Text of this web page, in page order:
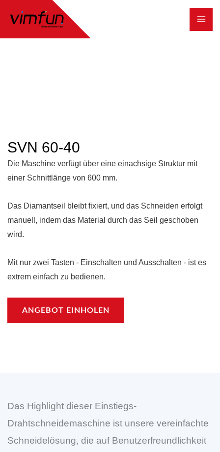
Inhalt
SVN 60-40
Die Maschine verfügt über eine einachsige Struktur mit
einer Schnittlänge von 600 mm.
Das Diamantseil bleibt fixiert, und das Schneiden erfolgt
manuell, indem das Material durch das Seil geschoben
wird.
Mit nur zwei Tasten - Einschalten und Ausschalten - ist es
extrem einfach zu bedienen.
ANGEBOT EINHOLEN
Das Highlight dieser Einstiegs-
Drahtschneidemaschine ist unsere vereinfachte
Schneidelösung, die auf Benutzerfreundlichkeit